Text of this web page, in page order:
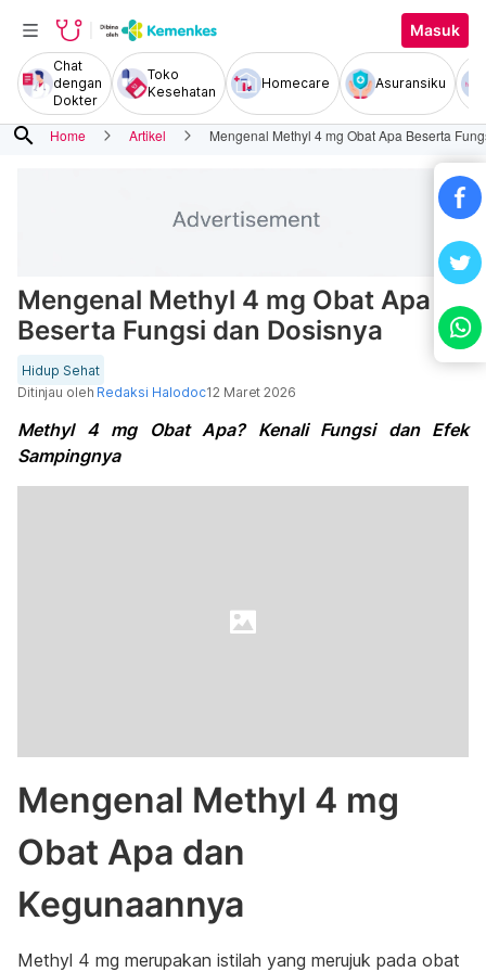
Masuk
Chat
dengan
Dokter
Toko
Kesehatan
Homecare Asuransiku
search Home Artikel Mengenal Methyl 4 mg Obat Apa Beserta
Mengenal Methyl 4 mg Obat Apa
Beserta Fungsi dan Dosisnya
Hidup Sehat
Ditinjau oleh Redaksi Halodoc12 Maret 2026
Methyl 4 mg Obat Apa? Kenali Fungsi dan Efek
Sampingnya
Mengenal Methyl 4 mg
Obat Apa dan
Kegunaannya
Methyl 4 mg merupakan istilah yang merujuk pada obat